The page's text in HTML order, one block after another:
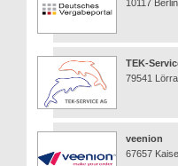
10117 Berlin
TEK-
79541
veenion
67657